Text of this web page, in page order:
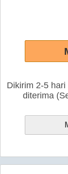
Dikirim 2-5
diterima